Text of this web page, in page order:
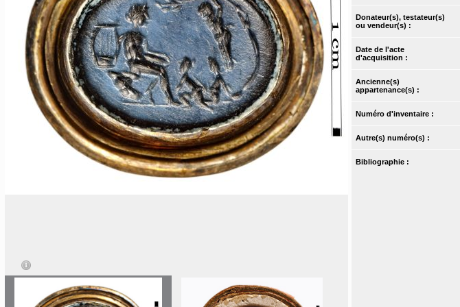
Donateur(s), testateur(s)
ou vendeur(s) :
Date de l'acte
d'acquisition :
Ancienne(s)
appartenance(s) :
Numéro d'inventaire :
Autre(s) numéro(s) :
Bibliographie :